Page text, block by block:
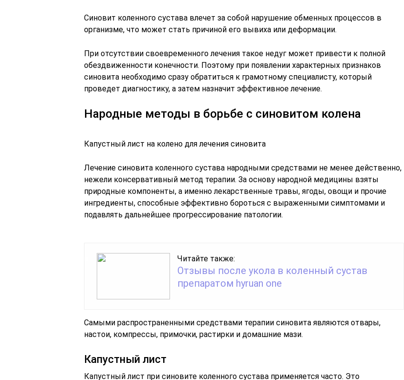
Синовит коленного сустава влечет за собой нарушение обменных процессов в
организме, что может стать причиной его вывиха или деформации.
При отсутствии своевременного лечения такое недуг может привести к полной
обездвиженности конечности. Поэтому при появлении характерных признаков
синовита необходимо сразу обратиться к грамотному специалисту, который
проведет диагностику, а затем назначит эффективное лечение.
Народные методы в борьбе с синовитом колена
Капустный лист на колено для лечения синовита
Лечение синовита коленного сустава народными средствами не менее действенно,
нежели консервативный метод терапии. За основу народной медицины взяты
природные компоненты, а именно лекарственные травы, ягоды, овощи и прочие
ингредиенты, способные эффективно бороться с выраженными симптомами и
подавлять дальнейшее прогрессирование патологии.
Читайте также:
Отзывы после укола в коленный сустав
препаратом hyruan one
Самыми распространенными средствами терапии синовита являются отвары,
настои, компрессы, примочки, растирки и домашние мази.
Капустный лист
Капустный лист при синовите коленного сустава применяется часто. Это